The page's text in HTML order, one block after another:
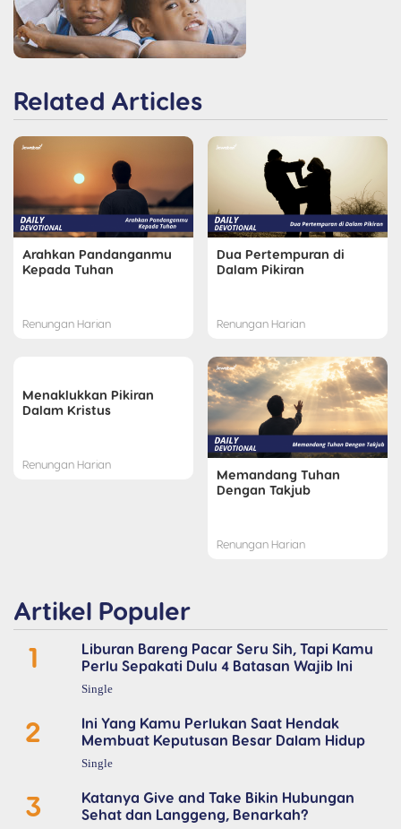
Related Articles
Arahkan Pandanganmu
Kepada Tuhan
Renungan Harian
Dua Pertempuran di
Dalam Pikiran
Renungan Harian
Menaklukkan Pikiran
Dalam Kristus
Renungan Harian
Memandang Tuhan
Dengan Takjub
Renungan Harian
Artikel Populer
1
Liburan Bareng Pacar Seru Sih, Tapi Kamu
Perlu Sepakati Dulu 4 Batasan Wajib Ini
Single
2
Ini Yang Kamu Perlukan Saat Hendak
Membuat Keputusan Besar Dalam Hidup
Single
3
Katanya Give and Take Bikin Hubungan
Sehat dan Langgeng, Benarkah?